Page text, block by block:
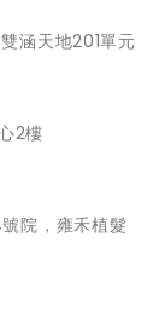
涵天地201單元
2樓
院，雍禾植髮